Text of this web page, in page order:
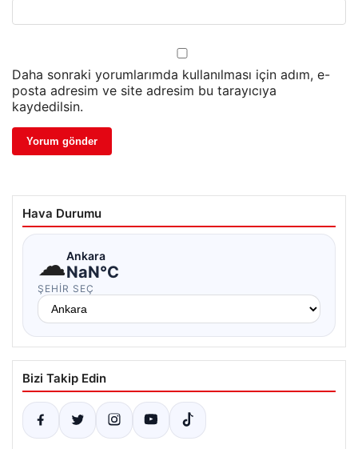
Daha sonraki yorumlarımda kullanılması için adım, e-
posta adresim ve site adresim bu tarayıcıya
kaydedilsin.
Hava Durumu
☁Ankara
NaN°C
ŞEHIR SEÇ
Bizi Takip Edin